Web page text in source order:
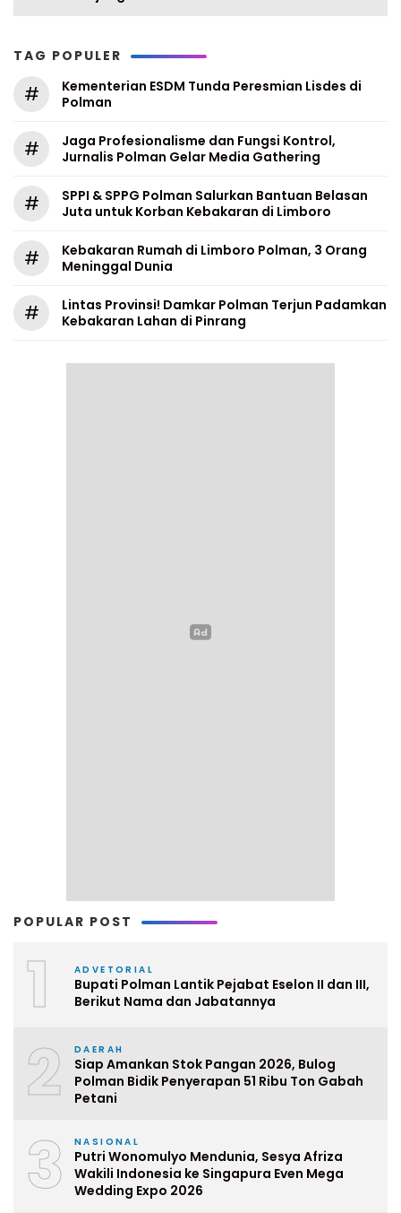
TAG POPULER
#
Kementerian ESDM Tunda Peresmian Lisdes di
Polman
#
Jaga Profesionalisme dan Fungsi Kontrol,
Jurnalis Polman Gelar Media Gathering
#
SPPI & SPPG Polman Salurkan Bantuan Belasan
Juta untuk Korban Kebakaran di Limboro
#
Kebakaran Rumah di Limboro Polman, 3 Orang
Meninggal Dunia
#
Lintas Provinsi! Damkar Polman Terjun Padamkan
Kebakaran Lahan di Pinrang
POPULAR POST
1 ADVETORIAL
Bupati Polman Lantik Pejabat Eselon II dan III,
Berikut Nama dan Jabatannya
2 DAERAH
Siap Amankan Stok Pangan 2026, Bulog
Polman Bidik Penyerapan 51 Ribu Ton Gabah
Petani
3 NASIONAL
Putri Wonomulyo Mendunia, Sesya Afriza
Wakili Indonesia ke Singapura Even Mega
Wedding Expo 2026